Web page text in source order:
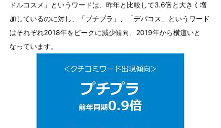
ドルコスメ」というワードは、昨年と比較して3.6倍と⼤きく増
加しているのに対し、「プチプラ」、「デパコス」というワード
はそれぞれ2018年をピークに減少傾向、2019年から横這いと
なっています。